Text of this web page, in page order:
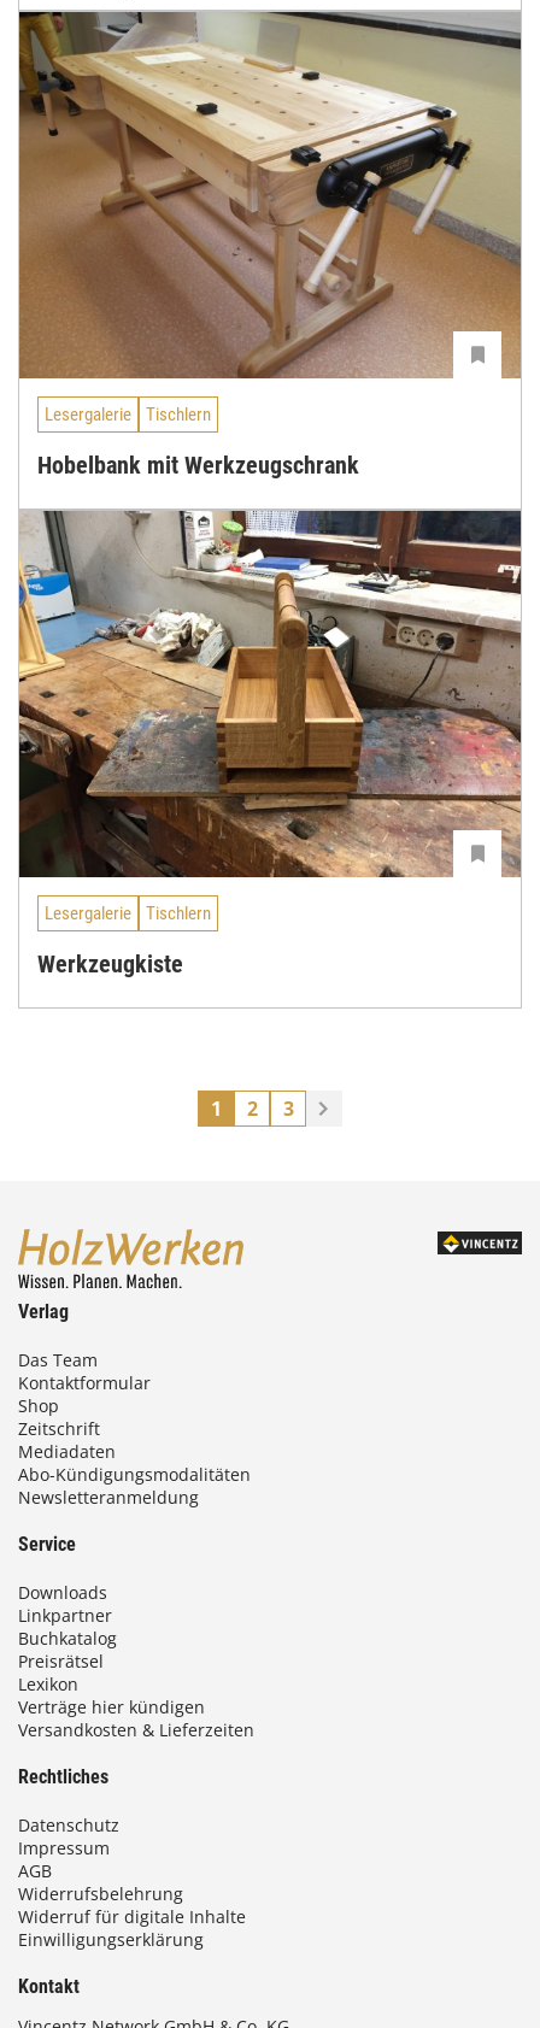
Lesergalerie Tischlern
Hobelbank mit Werkzeugschrank
Lesergalerie Tischlern
Werkzeugkiste
1 2 3
Verlag
Das Team
Kontaktformular
Shop
Zeitschrift
Mediadaten
Abo-Kündigungsmodalitäten
Newsletteranmeldung
Service
Downloads
Linkpartner
Buchkatalog
Preisrätsel
Lexikon
Verträge hier kündigen
Versandkosten & Lieferzeiten
Rechtliches
Datenschutz
Impressum
AGB
Widerrufsbelehrung
Widerruf für digitale Inhalte
Einwilligungserklärung
Kontakt